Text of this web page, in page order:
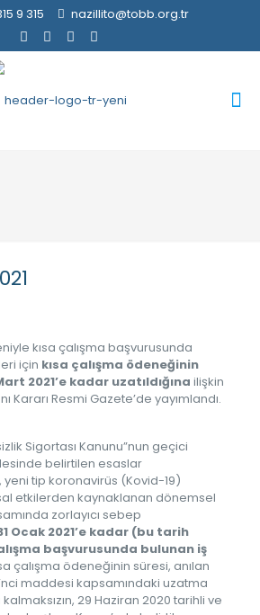
9 315 nazillito@tobb.org.tr
kısa çalışma başvurusunda
için kısa çalışma ödeneğinin
2021’e kadar uzatıldığına ilişkin
Kararı Resmi Gazete’de yayımlandı.
Sigortası Kanunu”nun geçici
belirtilen esaslar
tip koronavirüs (Kovid-19)
etkilerden kaynaklanan dönemsel
zorlayıcı sebep
Ocak 2021’e kadar (bu tarih
başvurusunda bulunan iş
çalışma ödeneğinin süresi, anılan
maddesi kapsamındaki uzatma
kalmaksızın, 29 Haziran 2020 tarihli ve